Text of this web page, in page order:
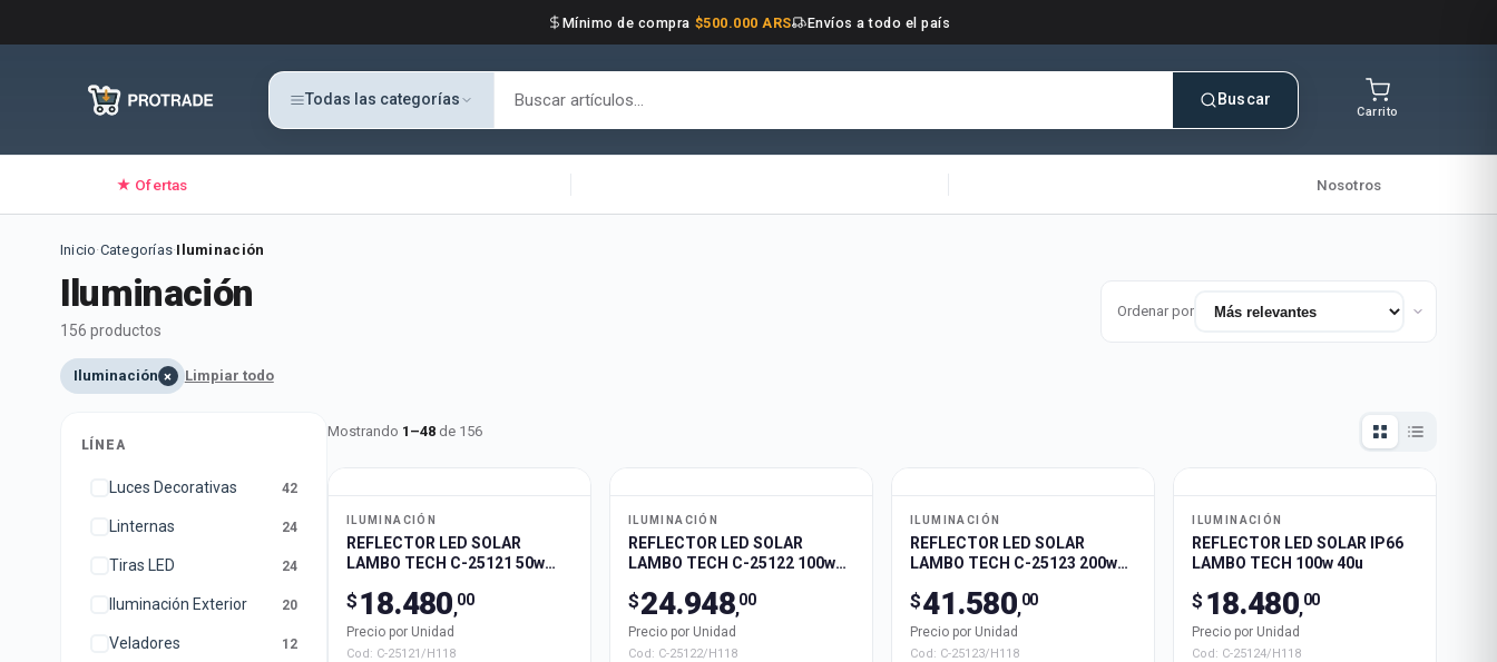
Mínimo de compra $500.000 ARS Envíos a todo el país
Todas las categorías Buscar
Carrito
★ Ofertas Nosotros
Inicio·Categorías·Iluminación
Iluminación
156 productos
Ordenar por
Iluminación × Limpiar todo
LÍNEA
Luces Decorativas 42
Linternas 24
Tiras LED 24
Iluminación Exterior 20
Veladores 12
Mostrando 1 –48de 156
ILUMINACIÓN
REFLECTOR LED SOLAR
LAMBO TECH C-25121 50w
$ 18.480,00
Precio por Unidad
Cod: C-25121/H118
ILUMINACIÓN
REFLECTOR LED SOLAR
LAMBO TECH C-25122 100w
$24.948,00
Precio por Unidad
Cod: C-25122/H118
ILUMINACIÓN
REFLECTOR LED SOLAR
LAMBO TECH C-25123 200w
$41.580,00
Precio por Unidad
Cod: C-25123/H118
ILUMINACIÓN
REFLECTOR LED SOLAR IP66
LAMBO TECH 100w 40u
$ 18.480,00
Precio por Unidad
Cod: C-25124/H118